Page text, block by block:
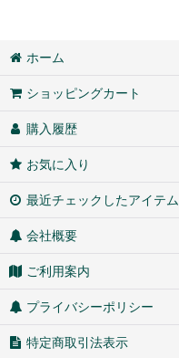
ホーム
ショッピングカート
購入履歴
お気に入り
最近チェックしたアイテム
会社概要
ご利用案内
プライバシーポリシー
特定商取引法表示